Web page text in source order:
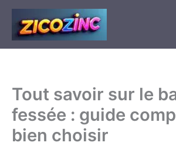
Aller
contenu
Tout savoir sur le
fessée : guide
bien choisir